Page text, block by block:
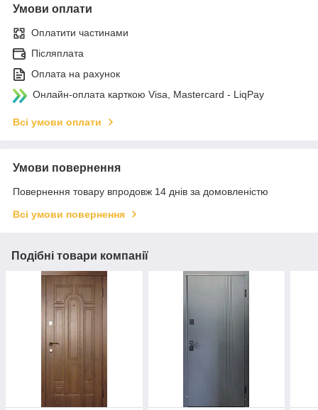
Умови оплати
Оплатити частинами
Післяплата
Оплата на рахунок
Онлайн-оплата карткою Visa, Mastercard - LiqPay
Всі умови оплати
Умови повернення
Повернення товару впродовж 14 днів за домовленістю
Всі умови повернення
Подібні товари компанії